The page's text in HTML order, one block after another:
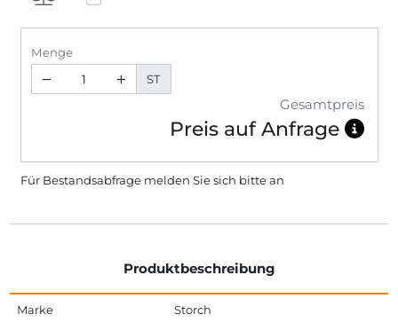
Menge
ST
Gesamtpreis
Preis auf Anfrage
Für Bestandsabfrage melden Sie sich bittean
Produktbeschreibung
Marke Storch